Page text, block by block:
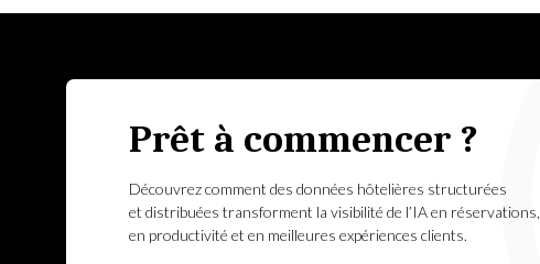
Prêt à commencer ?
Découvrez comment des données hôtelières structurées
et distribuées transforment la visibilité de l’IA en réservations,
en productivité et en meilleures expériences clients.